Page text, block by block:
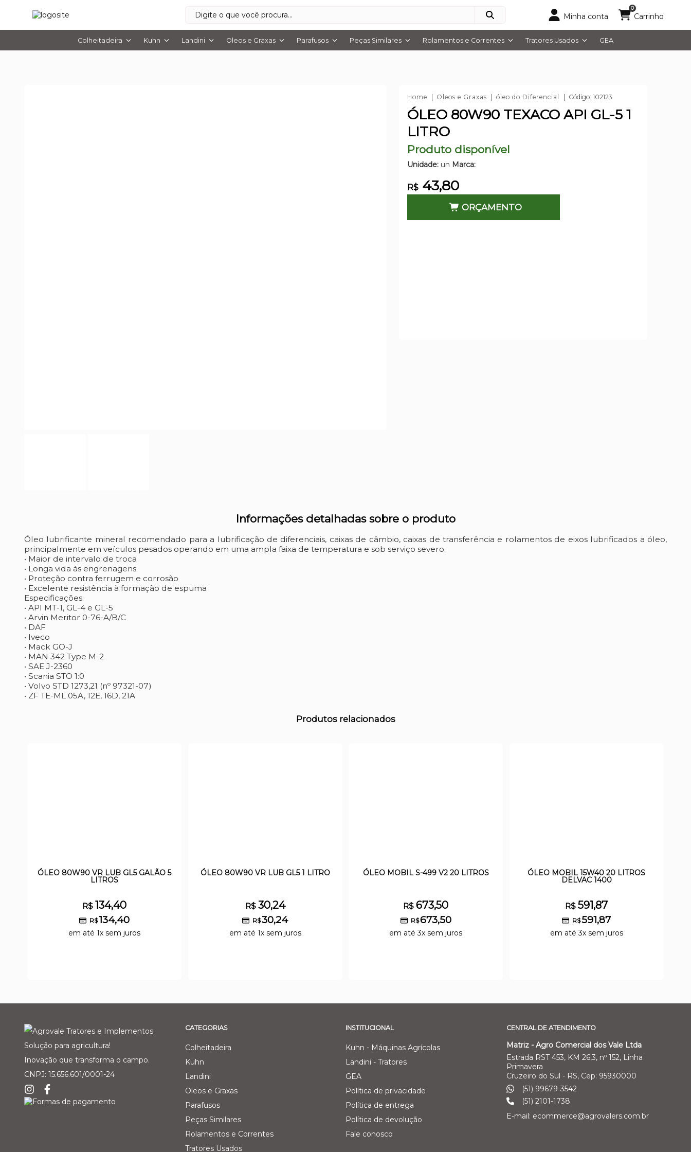
Minha conta
0
Carrinho
Colheitadeira Kuhn Landini Oleos e Graxas Parafusos Peças Similares Rolamentos e Correntes Tratores Usados GEA
Home Oleos e Graxas óleo do Diferencial Código: 102123
ÓLEO 80W90 TEXACO API GL-5 1
LITRO
Produto disponível
Unidade: un Marca:
R$ 43,80
ORÇAMENTO
Informações detalhadas sobre o produto
Óleo lubrificante mineral recomendado para a lubrificação de diferenciais, caixas de câmbio, caixas de transferência e rolamentos de eixos lubrificados a óleo,
principalmente em veículos pesados operando em uma ampla faixa de temperatura e sob serviço severo.
• Maior de intervalo de troca
• Longa vida às engrenagens
• Proteção contra ferrugem e corrosão
• Excelente resistência à formação de espuma
Especificações:
• API MT-1, GL-4 e GL-5
• Arvin Meritor 0-76-A/B/C
• DAF
• Iveco
• Mack GO-J
• MAN 342 Type M-2
• SAE J-2360
• Scania STO 1:0
• Volvo STD 1273,21 (nº 97321-07)
• ZF TE-ML 05A, 12E, 16D, 21A
Produtos relacionados
ÓLEO 80W90 VR LUB GL5 GALÃO 5
LITROS
R$ 134,40
R$134,40
em até 1x sem juros
ÓLEO 80W90 VR LUB GL5 1 LITRO
R$ 30,24
R$30,24
em até 1x sem juros
ÓLEO MOBIL S-499 V2 20 LITROS
R$673,50
R$673,50
em até 3x sem juros
ÓLEO MOBIL 15W40 20 LITROS
DELVAC 1400
R$591,87
R$591,87
em até 3x sem juros
Solução para agricultura!
Inovação que transforma o campo.
CNPJ: 15.656.601/0001-24
CATEGORIAS
Colheitadeira
Kuhn
Landini
Oleos e Graxas
Parafusos
Peças Similares
Rolamentos e Correntes
Tratores Usados
INSTITUCIONAL
Kuhn - Máquinas Agrícolas
Landini - Tratores
GEA
Política de privacidade
Política de entrega
Política de devolução
Fale conosco
CENTRAL DE ATENDIMENTO
Matriz - Agro Comercial dos Vale Ltda
Estrada RST 453, KM 26,3, nº 152, Linha
Primavera
Cruzeiro do Sul - RS, Cep: 95930000
(51) 99679-3542
(51) 2101-1738
E-mail: ecommerce@agrovalers.com.br